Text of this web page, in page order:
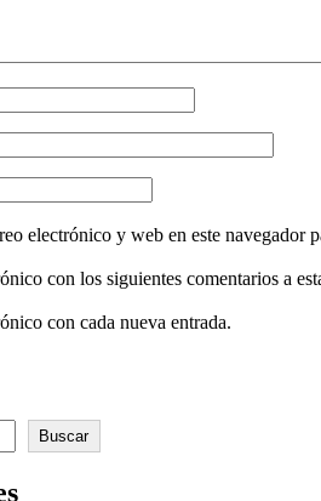
electrónico y web en este navegador
con los siguientes comentarios a
con cada nueva entrada.
Buscar